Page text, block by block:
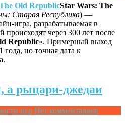
Star Wars: The
Старая Республика) —
игра, разрабатываемая в
через 300 лет после
Republic». Примерный выход
года, но точная дата к
а рыцари-джедаи
игр Нет комментариев